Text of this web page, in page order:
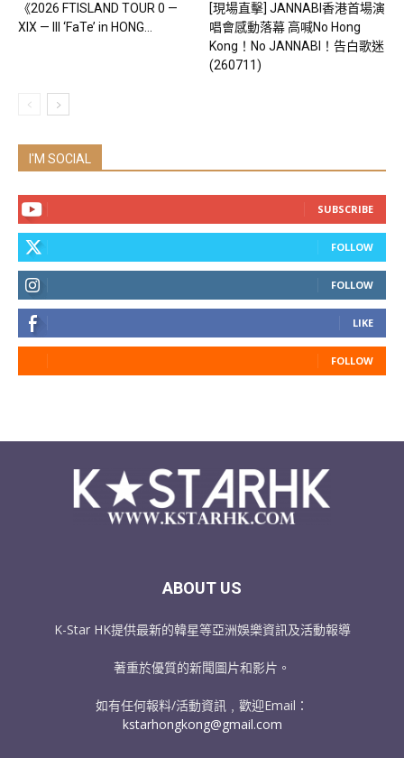
《2026 FTISLAND TOUR 0 —
XIX — III ‘FaTe’ in HONG...
[現場直擊] JANNABI香港首場演
唱會感動落幕 高喊No Hong
Kong！No JANNABI！告白歌迷
(260711)
I'M SOCIAL
SUBSCRIBE
FOLLOW
FOLLOW
LIKE
FOLLOW
ABOUT US
K-Star HK提供最新的韓星等亞洲娛樂資訊及活動報導
著重於優質的新聞圖片和影片。
如有任何報料/活動資訊﹐歡迎Email：
kstarhongkong@gmail.com